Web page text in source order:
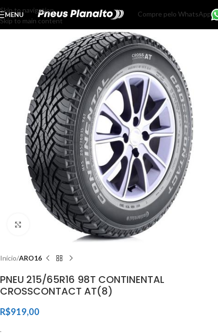
Skip to navigation
Skip to main content
MENU Compre pelo WhatsApp
Clique para ampliar
Início ARO16
PNEU 215/65R16 98T CONTINENTAL
CROSSCONTACT AT(8)
R$919,00
.